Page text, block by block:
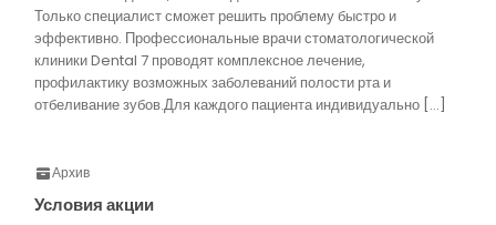
Только специалист сможет решить проблему быстро и
эффективно. Профессиональные врачи стоматологической
клиники Dental 7 проводят комплексное лечение,
профилактику возможных заболеваний полости рта и
отбеливание зубов.Для каждого пациента индивидуально […]
Архив
Условия акции